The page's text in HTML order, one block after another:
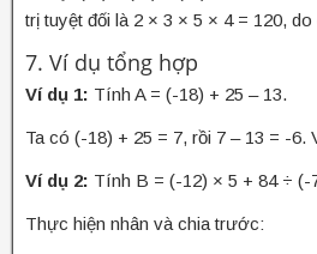
trị tuyệt đối là 2 × 3 × 5 × 4 = 120,
7. Ví dụ tổng hợp
Ví dụ 1: Tính A = (-18) + 25 – 13.
Ta có (-18) + 25 = 7, rồi 7 – 13 = -6.
Ví dụ 2: Tính B = (-12) × 5 + 84 ÷ (-
Thực hiện nhân và chia trước: